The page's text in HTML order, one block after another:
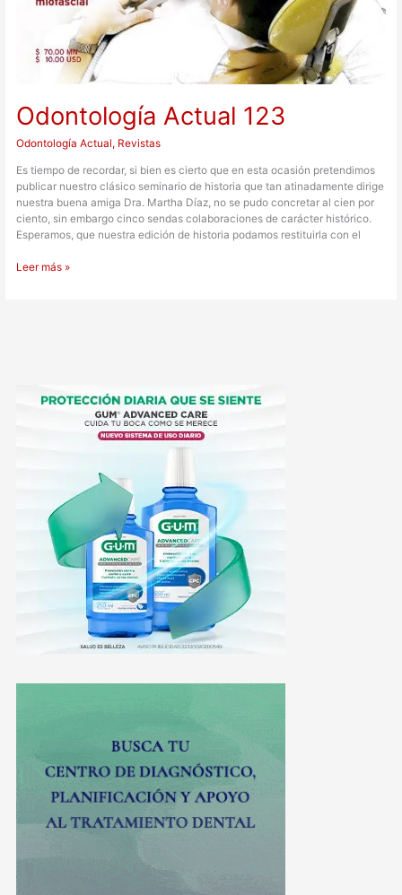
Odontología Actual 123
Odontología Actual, Revistas
Es tiempo de recordar, si bien es cierto que en esta ocasión pretendimos
publicar nuestro clásico seminario de historia que tan atinadamente dirige
nuestra buena amiga Dra. Martha Díaz, no se pudo concretar al cien por
ciento, sin embargo cinco sendas colaboraciones de carácter histórico.
Esperamos, que nuestra edición de historia podamos restituirla con el
Leer más »